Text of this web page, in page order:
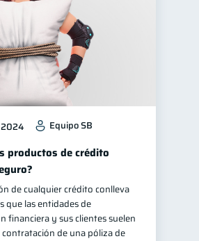
Equipo SB
productos de crédito
de cualquier crédito conlleva
que las entidades de
financiera y sus clientes suelen
de una póliza de